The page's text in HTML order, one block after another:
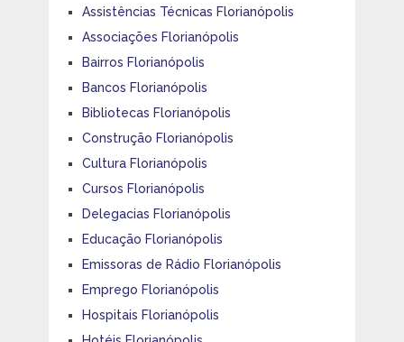
Assistências Técnicas Florianópolis
Associações Florianópolis
Bairros Florianópolis
Bancos Florianópolis
Bibliotecas Florianópolis
Construção Florianópolis
Cultura Florianópolis
Cursos Florianópolis
Delegacias Florianópolis
Educação Florianópolis
Emissoras de Rádio Florianópolis
Emprego Florianópolis
Hospitais Florianópolis